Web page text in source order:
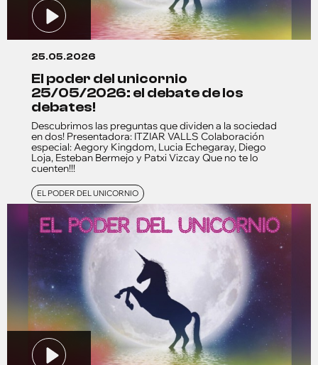
25.05.2026
el poder del unicornio
25/05/2026: el debate de los
debates!
Descubrimos las preguntas que dividen a la sociedad
en dos! Presentadora: ITZIAR VALLS Colaboración
especial: Aegory Kingdom, Lucia Echegaray, Diego
Loja, Esteban Bermejo y Patxi Vizcay Que no te lo
cuenten!!!
EL PODER DEL UNICORNIO